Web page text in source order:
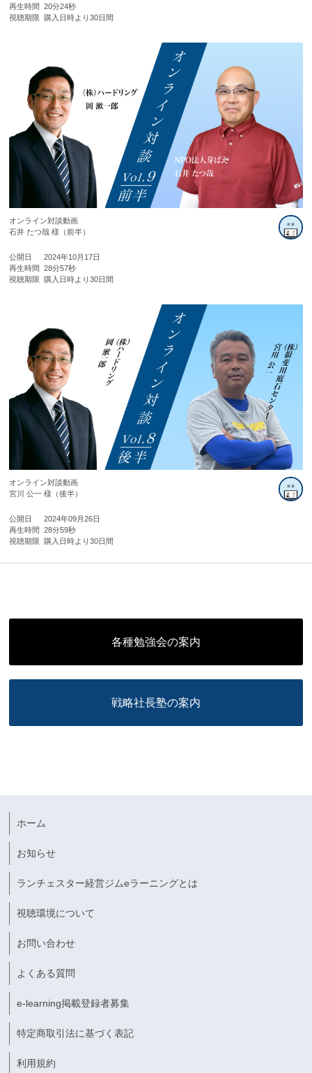
再生時間
20分24秒
視聴期限
購入日時より30日間
オンライン対談動画
石井 たつ哉 様（前半）
公開日
2024年10月17日
再生時間
28分57秒
視聴期限
購入日時より30日間
オンライン対談動画
宮川 公一 様（後半）
公開日
2024年09月26日
再生時間
28分59秒
視聴期限
購入日時より30日間
各種勉強会の案内
戦略社長塾の案内
ホーム
お知らせ
ランチェスター経営ジムeラーニングとは
視聴環境について
お問い合わせ
よくある質問
e-learning掲載登録者募集
特定商取引法に基づく表記
利用規約